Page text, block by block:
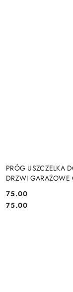
PRÓG USZCZELKA
DRZWI GARAŻOWE
Cena:
75.00
Cena:
75.00